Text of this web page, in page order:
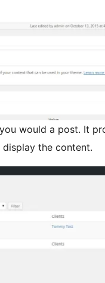
would a post. It
display the content.